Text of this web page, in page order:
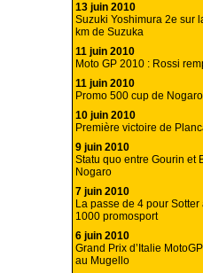
13 juin 2010
Suzuki Yoshimura 2e sur
km de Suzuka
11 juin 2010
Moto GP 2010 : Rossi
11 juin 2010
Promo 500 cup de
10 juin 2010
Première victoire de
9 juin 2010
Statu quo entre Gourin et
Nogaro
7 juin 2010
La passe de 4 pour
1000 promosport
6 juin 2010
Grand Prix d’Italie
au Mugello